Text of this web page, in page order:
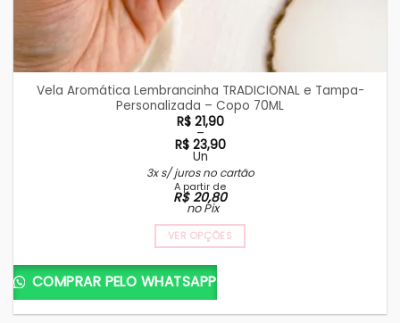
Vela Aromática Lembrancinha TRADICIONAL e Tampa-
Personalizada – Copo 70ML
R$21,90
–
R$23,90
Faixa
de
preço:
R$ 21,90
através
R$ 23,90
Un
3x s/ juros no cartão
A partir de
R$20,80
no Pix
VER OPÇÕES
produto
várias
COMPRAR PELO WHATSAPP